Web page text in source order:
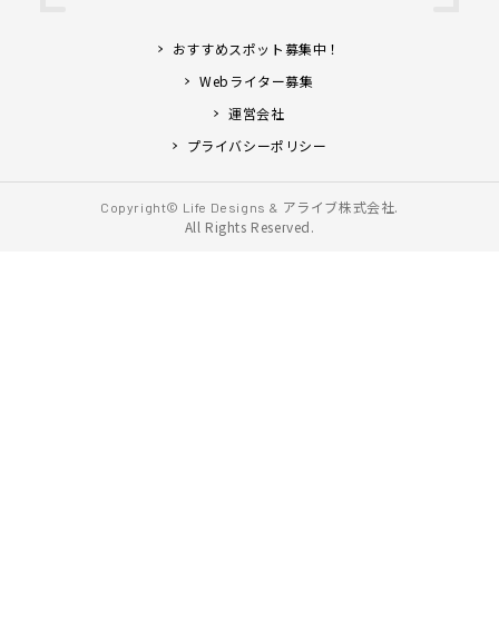
おすすめスポット募集中！
Webライター募集
運営会社
プライバシーポリシー
Copyright© Life Designs & アライブ株式会社.
All Rights Reserved.